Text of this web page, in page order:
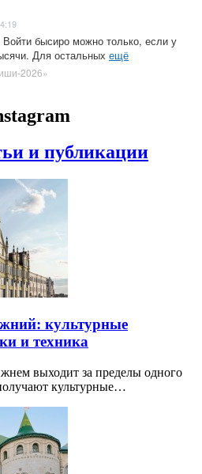
Войти бысиро можно только, если у
Для остальных ещё
2026»
и публикации
культурные
и техника
выходит за пределы одного
культурные…